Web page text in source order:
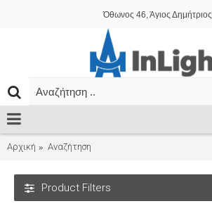
Όθωνος 46, Άγιος Δημήτριος
Αρχική Αναζήτηση
Product Filters